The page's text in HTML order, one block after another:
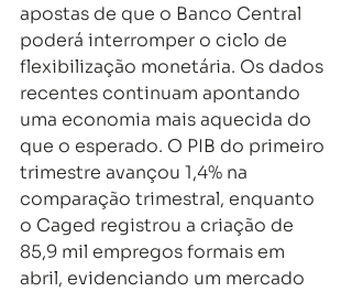
apostas de que o Banco Central
poderá interromper o ciclo de
flexibilização monetária. Os dados
recentes continuam apontando
uma economia mais aquecida do
que o esperado. O PIB do primeiro
trimestre avançou 1,4% na
comparação trimestral, enquanto
o Caged registrou a criação de
85,9 mil empregos formais em
abril, evidenciando um mercado